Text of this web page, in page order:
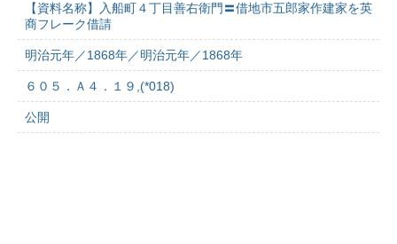
【資料名称】入船町４丁目善右衛門〓借地市五郎家作建家を英
商フレーク借請
明治元年／1868年／明治元年／1868年
６０５．Ａ４．１９,(*018)
公開